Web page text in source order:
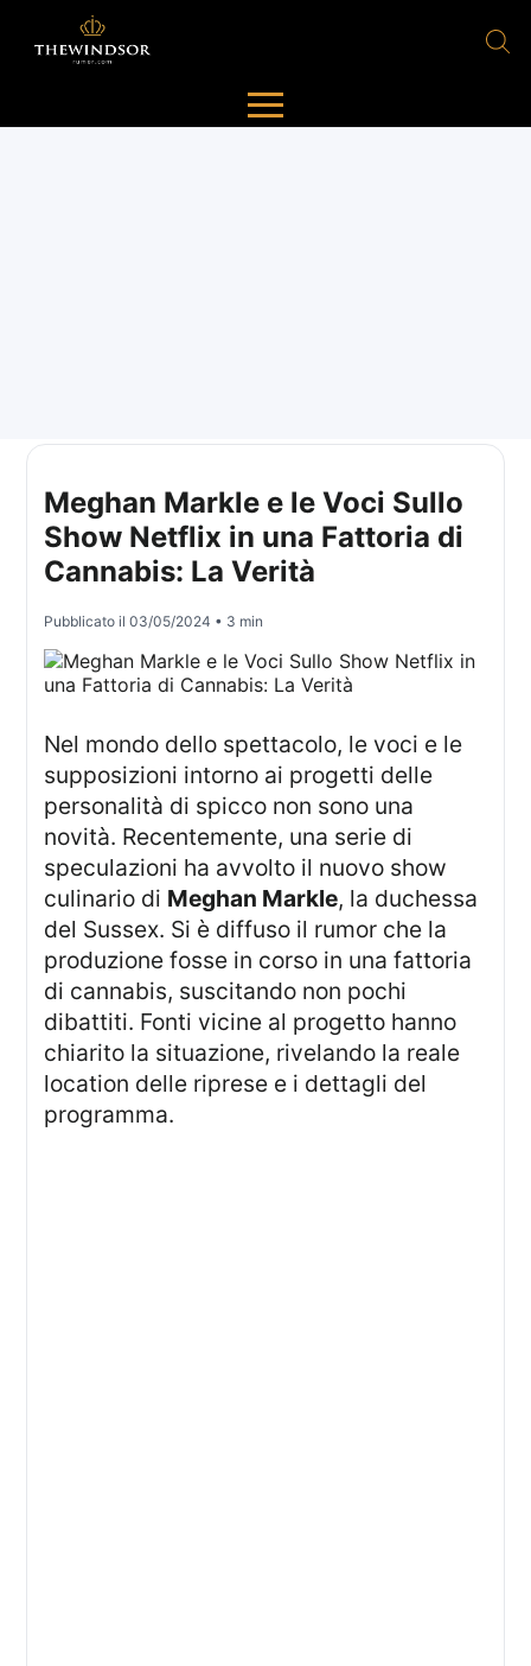
Meghan Markle e le Voci Sullo
Show Netflix in una Fattoria di
Cannabis: La Verità
Pubblicato il03/05/2024 • 3 min
Nel mondo dello spettacolo, le voci e le
supposizioni intorno ai progetti delle
personalità di spicco non sono una
novità. Recentemente, una serie di
speculazioni ha avvolto il nuovo show
culinario di Meghan Markle, la duchessa
del Sussex. Si è diffuso il rumor che la
produzione fosse in corso in una fattoria
di cannabis, suscitando non pochi
dibattiti. Fonti vicine al progetto hanno
chiarito la situazione, rivelando la reale
location delle riprese e i dettagli del
programma.